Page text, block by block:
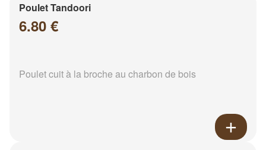
Poulet Tandoori
6.80 €
Poulet cuit à la broche au charbon de bois